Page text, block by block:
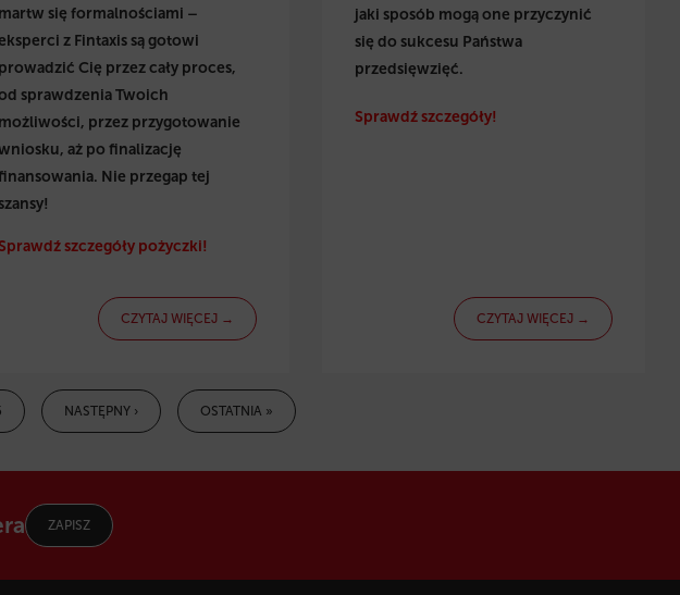
martw się formalnościami –
z Fintaxis są gotowi
prowadzić Cię przez cały proces,
sprawdzenia Twoich
możliwości, przez przygotowanie
aż po finalizację
Nie przegap tej
szansy!
Sprawdź szczegóły pożyczki!
CZYTAJ WIĘCEJ →
jaki sposób mogą one przyczynić
się do sukcesu Państwa
przedsięwzięć.
Sprawdź szczegóły!
CZYTAJ WIĘCEJ →
NASTĘPNY › OSTATNIA »
ZAPISZ